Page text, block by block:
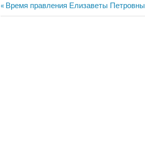
Навигация
Previous
Post:
Время правления Елизаветы Петровны